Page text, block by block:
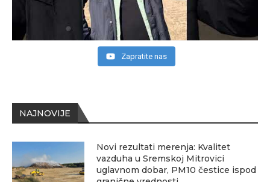
NAJNOVIJE
Novi rezultati merenja: Kvalitet
vazduha u Sremskoj Mitrovici
uglavnom dobar, PM10 čestice ispod
Zapratite nas